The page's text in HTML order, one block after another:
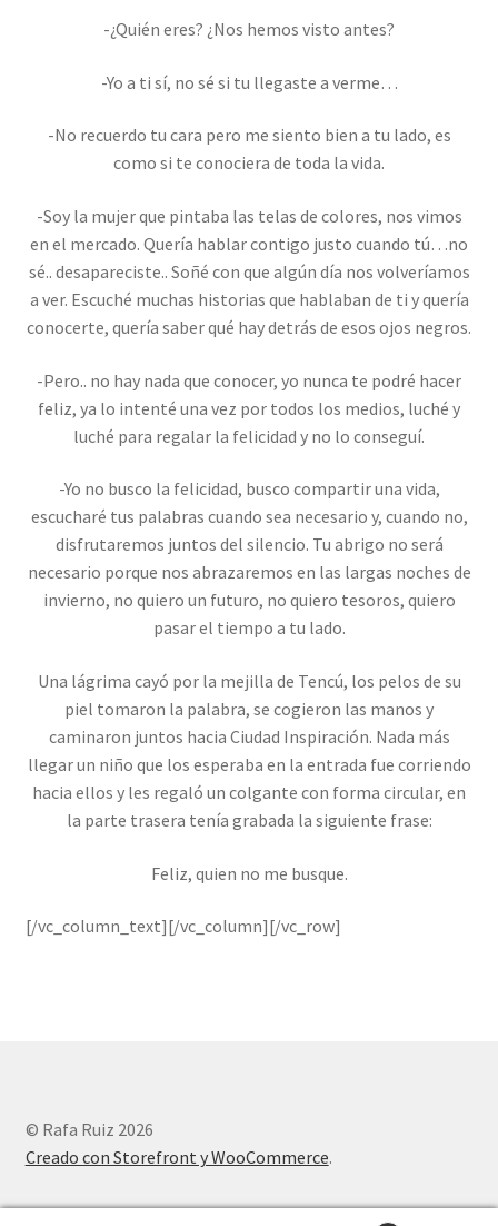
-¿Quién eres? ¿Nos hemos visto antes?
-Yo a ti sí, no sé si tu llegaste a verme…
-No recuerdo tu cara pero me siento bien a tu lado, es
como si te conociera de toda la vida.
-Soy la mujer que pintaba las telas de colores, nos vimos
en el mercado. Quería hablar contigo justo cuando tú…no
sé.. desapareciste.. Soñé con que algún día nos volveríamos
a ver. Escuché muchas historias que hablaban de ti y quería
conocerte, quería saber qué hay detrás de esos ojos negros.
-Pero.. no hay nada que conocer, yo nunca te podré hacer
feliz, ya lo intenté una vez por todos los medios, luché y
luché para regalar la felicidad y no lo conseguí.
-Yo no busco la felicidad, busco compartir una vida,
escucharé tus palabras cuando sea necesario y, cuando no,
disfrutaremos juntos del silencio. Tu abrigo no será
necesario porque nos abrazaremos en las largas noches de
invierno, no quiero un futuro, no quiero tesoros, quiero
pasar el tiempo a tu lado.
Una lágrima cayó por la mejilla de Tencú, los pelos de su
piel tomaron la palabra, se cogieron las manos y
caminaron juntos hacia Ciudad Inspiración. Nada más
llegar un niño que los esperaba en la entrada fue corriendo
hacia ellos y les regaló un colgante con forma circular, en
la parte trasera tenía grabada la siguiente frase:
Feliz, quien no me busque.
[/vc_column_text][/vc_column][/vc_row]
© Rafa Ruiz 2026
Creado con Storefront y WooCommerce.